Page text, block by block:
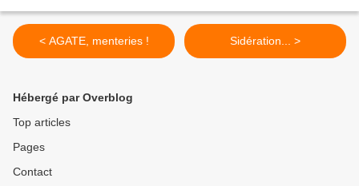
< AGATE, menteries ! Sidération... >
Hébergé par Overblog
Top articles
Pages
Contact